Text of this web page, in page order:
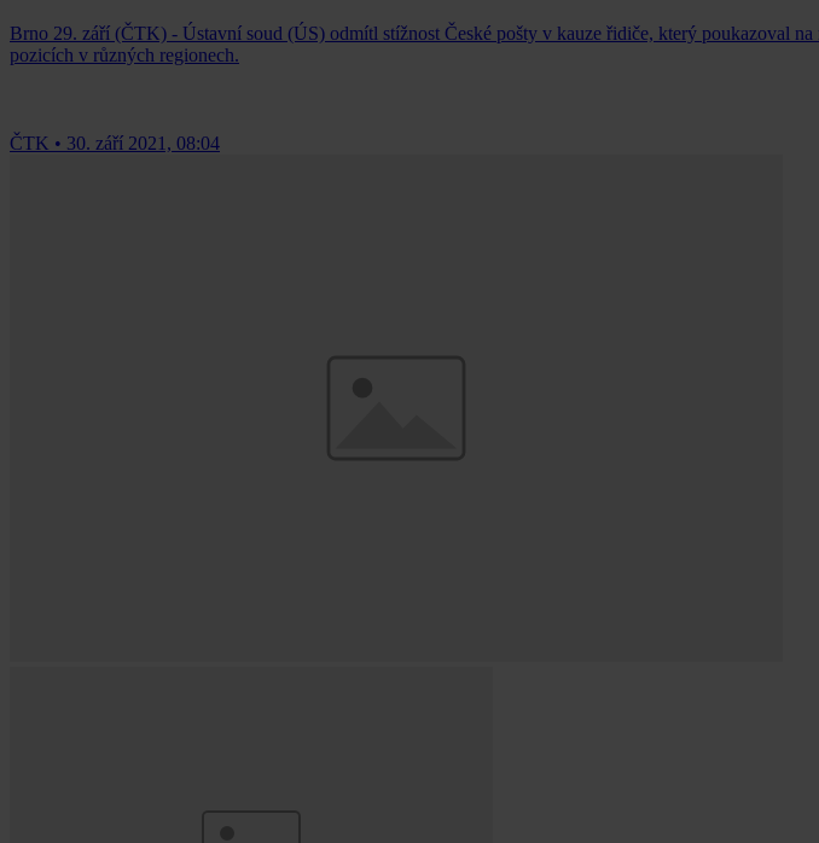
Brno 29. září (ČTK) - Ústavní soud (ÚS) odmítl stížnost České pošty v kauze řidiče, který poukazoval
pozicích v různých regionech.
ČTK • 30. září 2021, 08:04